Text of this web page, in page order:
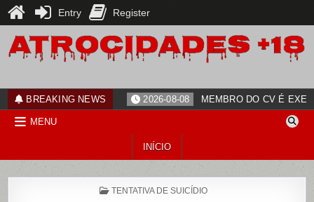
content
BREAKING NEWS 2026-08-08 MEMBRO DO CV É
MENU
INÍCIO
POSTED
TENTATIVA DE SUICÍDIO
Entry Register